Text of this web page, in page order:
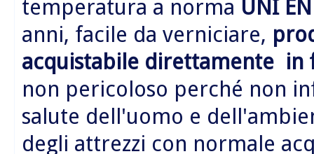
temperatura a norma UNI
anni, facile da verniciare,
acquistabile direttamente in
non pericoloso perché non
salute dell'uomo e
degli attrezzi con normale